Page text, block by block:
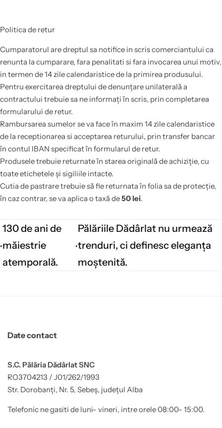
Politica de retur
Cumparatorul are dreptul sa notifice in scris comerciantului ca
renunta la cumparare, fara penalitati si fara invocarea unui motiv,
in termen de 14 zile calendaristice de la primirea produsului.
Pentru exercitarea dreptului de denunțare unilaterală a
contractului trebuie sa ne informați în scris, prin completarea
formularului de retur.
Rambursarea sumelor se va face în maxim 14 zile calendaristice
de la receptionarea si acceptarea returului, prin transfer bancar
în contul IBAN specificat în formularul de retur.
Produsele trebuie returnate în starea originală de achiziție, cu
toate etichetele și sigiliile intacte.
Cutia de pastrare trebuie să fie returnata în folia sa de protecție,
în caz contrar, se va aplica o taxă de50 lei.
130 de ani de
măiestrie
atemporală.
Pălăriile Dădârlat nu urmează
trenduri, ci definesc eleganța
moștenită.
Date contact
S.C. Pălăria Dădârlat SNC
RO3704213 / J01/262/1993
Str. Dorobanți, Nr. 5, Sebeș, județul Alba
Telefonic ne gasiti de luni- vineri, intre orele 08:00- 15:00.